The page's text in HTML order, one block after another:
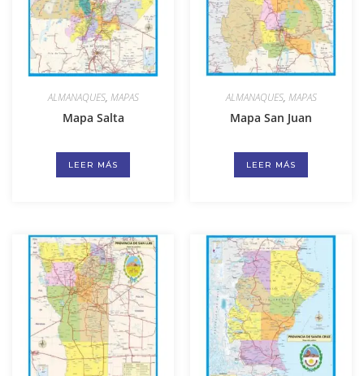
ALMANAQUES, MAPAS
Mapa Salta
LEER MÁS
ALMANAQUES, MAPAS
Mapa San Juan
LEER MÁS